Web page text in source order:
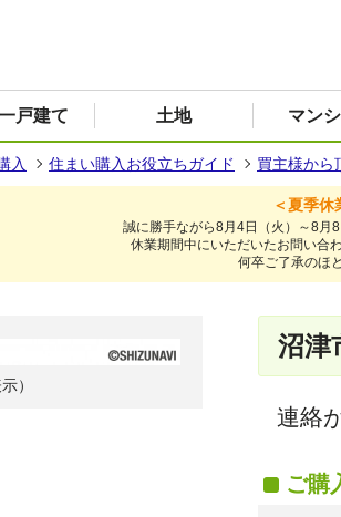
戸建て 土地 マン
入 住まい購入お役立ちガイド 買主様から
＜夏季休
誠に勝手ながら8月4日（火）～8月
休業期間中にいただいたお問い合
何卒ご了承のほ
）
沼津
連絡
ご購